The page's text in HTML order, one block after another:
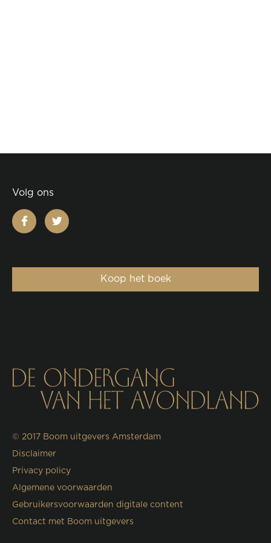
Volg ons
facebooktwitter
Koop het boek
© 2017 Boom uitgevers Amsterdam
Disclaimer
Privacy policy
Algemene voorwaarden
Gebruikersvoorwaarden digitale content
Contact met Boom uitgevers